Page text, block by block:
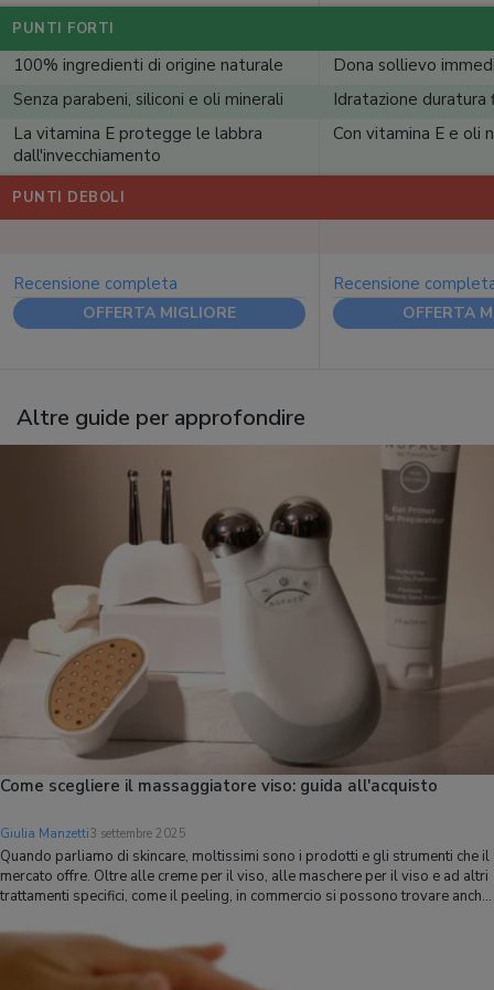
PUNTI FORTI
100% ingredienti di origine naturale
Dona sollievo
Senza parabeni, siliconi e oli minerali
Idratazione duratura
La vitamina E protegge le labbra
dall'invecchiamento
Con vitamina E e oli
PUNTI DEBOLI
Recensione completa
OFFERTA MIGLIORE
Recensione
OFFERTA
Altre guide per approfondire
Come scegliere il massaggiatore viso: guida all'acquisto
Giulia Manzetti3 settembre 2025
Quando parliamo di skincare, moltissimi sono i prodotti e gli strumenti che il
mercato offre. Oltre alle creme per il viso, alle maschere per il viso e ad altri
trattamenti specifici, come il peeling, in commercio si possono trovare anche